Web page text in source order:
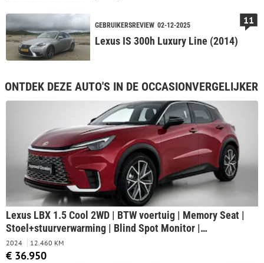
GEBRUIKERSREVIEW 02-12-2025
Lexus IS 300h Luxury Line (2014)
11
ONTDEK DEZE AUTO'S IN DE OCCASIONVERGELIJKER
Lexus LBX 1.5 Cool 2WD | BTW voertuig | Memory Seat |
Stoel+stuurverwarming | Blind Spot Monitor |
Parkeersensoren voor+achter | Navigatie | Apple
CarPlay/Android Auto | Cruise Control Adaptive |
2024 12.460 KM
€ 36.950